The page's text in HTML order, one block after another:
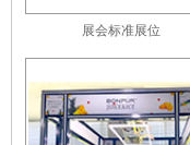
展会标准展位